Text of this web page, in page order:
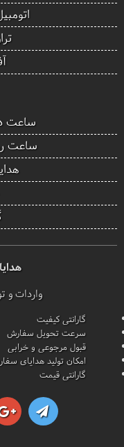
ساعت
ساعت
واردات و
گارانتی کیفیت
سرعت تحویل سفارش
قبول مرجوعی و خرابی
امکان تولید هدایای
گارانتی قیمت